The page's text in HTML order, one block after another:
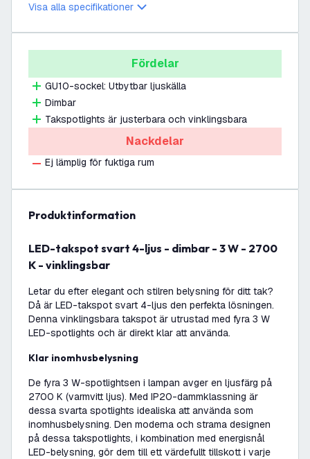
Visa alla specifikationer
Fördelar
GU10-sockel: Utbytbar ljuskälla
Dimbar
Takspotlights är justerbara och vinklingsbara
Nackdelar
Ej lämplig för fuktiga rum
produktinformation
LED-takspot svart 4-ljus - dimbar - 3 W - 2700
K - vinklingsbar
Letar du efter elegant och stilren belysning för ditt tak?
Då är LED-takspot svart 4-ljus den perfekta lösningen.
Denna vinklingsbara takspot är utrustad med fyra 3 W
LED-spotlights och är direkt klar att använda.
Klar inomhusbelysning
De fyra 3 W-spotlightsen i lampan avger en ljusfärg på
2700 K (varmvitt ljus). Med IP20-dammklassning är
dessa svarta spotlights idealiska att använda som
inomhusbelysning. Den moderna och strama designen
på dessa takspotlights, i kombination med energisnål
LED-belysning, gör dem till ett värdefullt tillskott i varje